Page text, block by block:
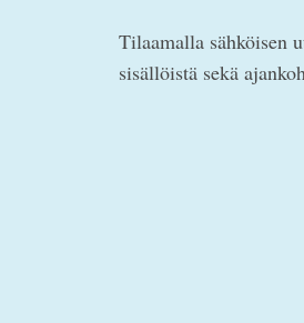
Tilaamalla sähköisen
sisällöistä sekä